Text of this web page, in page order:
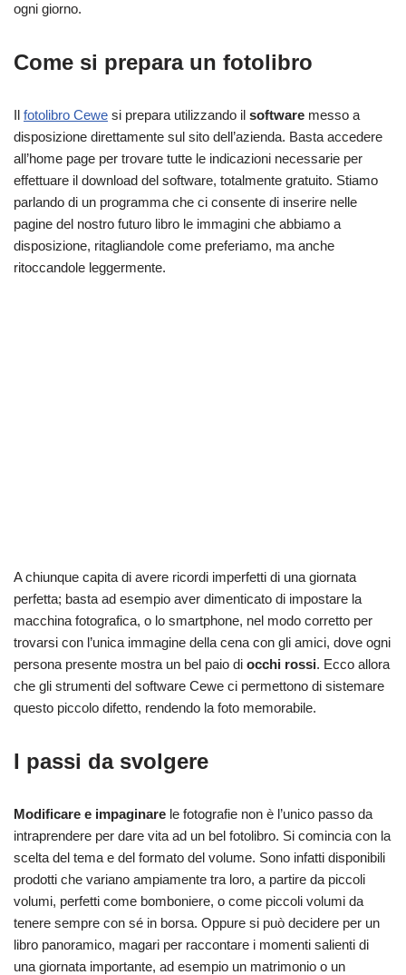
ogni giorno.
Come si prepara un fotolibro
Il fotolibro Cewe si prepara utilizzando il software messo a
disposizione direttamente sul sito dell’azienda. Basta accedere
all’home page per trovare tutte le indicazioni necessarie per
effettuare il download del software, totalmente gratuito. Stiamo
parlando di un programma che ci consente di inserire nelle
pagine del nostro futuro libro le immagini che abbiamo a
disposizione, ritagliandole come preferiamo, ma anche
ritoccandole leggermente.
A chiunque capita di avere ricordi imperfetti di una giornata
perfetta; basta ad esempio aver dimenticato di impostare la
macchina fotografica, o lo smartphone, nel modo corretto per
trovarsi con l’unica immagine della cena con gli amici, dove ogni
persona presente mostra un bel paio di occhi rossi. Ecco allora
che gli strumenti del software Cewe ci permettono di sistemare
questo piccolo difetto, rendendo la foto memorabile.
I passi da svolgere
Modificare e impaginare le fotografie non è l’unico passo da
intraprendere per dare vita ad un bel fotolibro. Si comincia con la
scelta del tema e del formato del volume. Sono infatti disponibili
prodotti che variano ampiamente tra loro, a partire da piccoli
volumi, perfetti come bomboniere, o come piccoli volumi da
tenere sempre con sé in borsa. Oppure si può decidere per un
libro panoramico, magari per raccontare i momenti salienti di
una giornata importante, ad esempio un matrimonio o un